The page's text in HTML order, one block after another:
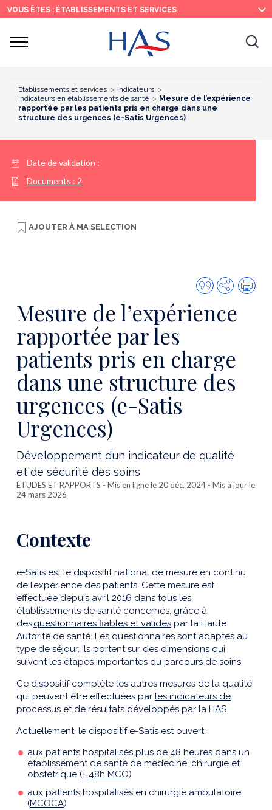
Recherche
Menu
principal
Contenu
principal
VOUS ÊTES : ÉTABLISSEMENTS ET SERVICES
Ouvrir
Établissements et services
Indicateurs
Indicateurs en établissements de santé
Mesure de l’expérience
rapportée par les patients pris en charge dans une
structure des urgences (e-Satis Urgences)
Date de validation :
Documents : 2
AJOUTER À MA SELECTION
Citer
cette
publication
Partager
Mesure de l’expérience
rapportée par les
patients pris en charge
dans une structure des
urgences (e-Satis
Urgences)
Développement d’un indicateur de qualité
et de sécurité des soins
ÉTUDES ET RAPPORTS - Mis en ligne le 20 déc. 2024 - Mis à jour le
24 mars 2026
Contexte
e-Satis est le dispositif national de mesure en continu
de l’expérience des patients. Cette mesure est
effectuée depuis avril 2016 dans tous les
établissements de santé concernés, grâce à
desquestionnaires fiables et validés par la Haute
Autorité de santé. Les questionnaires sont adaptés au
type de séjour. Ils portent sur des dimensions qui
suivent les étapes importantes du parcours de soins.
Ce dispositif complète les autres mesures de la qualité
qui peuvent être effectuées par les indicateurs de
processus et de résultats développés par la HAS.
Actuellement, le dispositif e-Satis est ouvert :
aux patients hospitalisés plus de 48 heures dans un
établissement de santé de médecine, chirurgie et
obstétrique (+ 48h MCO)
aux patients hospitalisés en chirurgie ambulatoire
(MCOCA)